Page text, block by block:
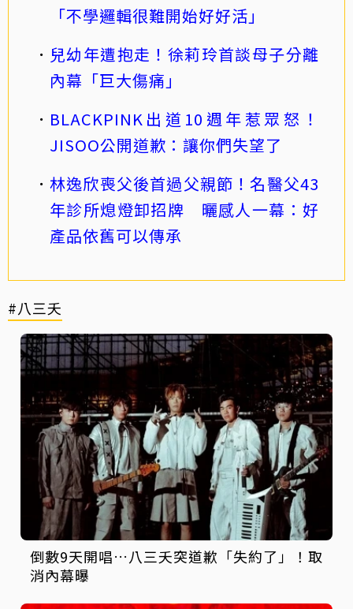
「不學邏輯很難開始好好活」
兒幼年遭抱走！徐莉玲首談母子分離
內幕「巨大傷痛」
BLACKPINK出道10週年惹眾怒！
JISOO公開道歉：讓你們失望了
林逸欣喪父後首過父親節！名醫父43
年診所熄燈卸招牌 曬感人一幕：好
產品依舊可以傳承
#八三夭
倒數9天開唱…八三夭突道歉「失約了」！取
消內幕曝